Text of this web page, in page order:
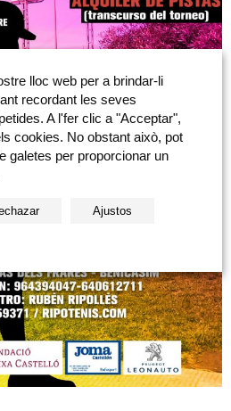
lloc web per a brindar-li
recordant les seves
A l'fer clic a "Acceptar",
cookies. No obstant això, pot
galetes per proporcionar un
Ajustos